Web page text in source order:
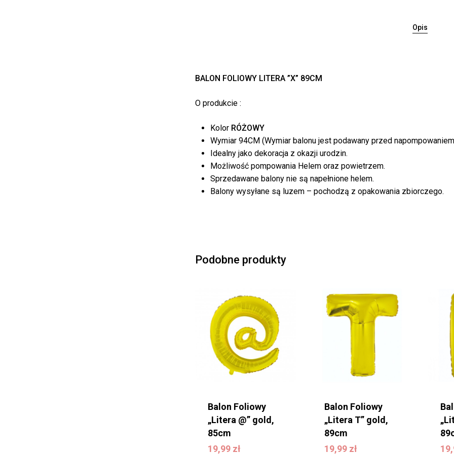
Opis
BALON FOLIOWY LITERA ”X” 89CM
O produkcie :
Kolor RÓŻOWY
Wymiar 94CM (Wymiar balonu jest podawany przed
Idealny jako dekoracja z okazji urodzin.
Możliwość pompowania Helem oraz powietrzem.
Sprzedawane balony nie są napełnione helem.
Balony wysyłane są luzem – pochodzą z opakowania zbiorczego.
Podobne produkty
Balon Foliowy
„Litera @” gold,
85cm
19,99 zł
19,99
Balon Foliowy
„Litera T” gold,
89cm
19,99 zł
19,99